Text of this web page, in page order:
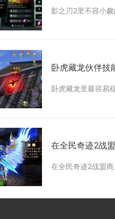
影之刃2里不容小
卧虎藏龙伙伴技
卧虎藏龙里最容易
在全民奇迹2战
在全民奇迹2战盟